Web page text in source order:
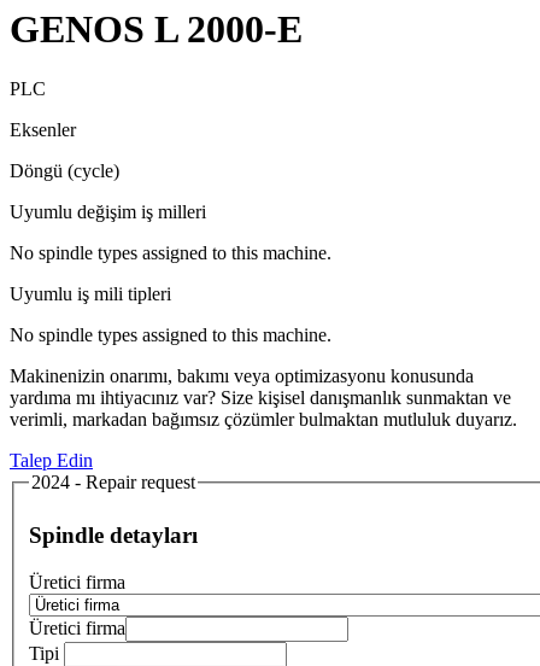
GENOS L 2000-E
PLC
Eksenler
Döngü (cycle)
Uyumlu değişim iş milleri
No spindle types assigned to this machine.
Uyumlu iş mili tipleri
No spindle types assigned to this machine.
Makinenizin onarımı, bakımı veya optimizasyonu konusunda
yardıma mı ihtiyacınız var? Size kişisel danışmanlık sunmaktan ve
verimli, markadan bağımsız çözümler bulmaktan mutluluk duyarız.
Talep Edin
2024 - Repair request
Spindle detayları
Üretici firma
Üretici firma
Tipi